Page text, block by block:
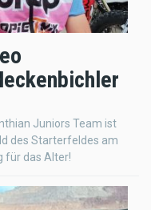
Juniors Team ist
des Starterfeldes am
für das Alter!